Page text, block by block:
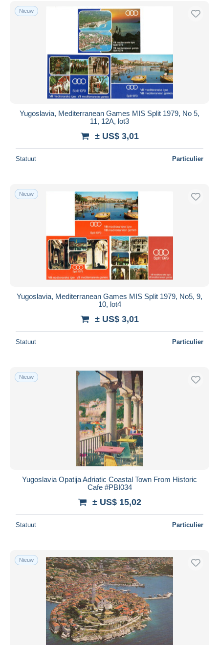
Gratis levering
Bankoverschrijving
Visa
Mastercard
Bancontact
Woonplaats van de verkoper
Toepassen
Nieuw
Yugoslavia, Mediterranean Games MIS Split 1979, No 5,
11, 12A, lot3
± US$ 3,01
Statuut Particulier
Nieuw
Yugoslavia, Mediterranean Games MIS Split 1979, No5, 9,
10, lot4
± US$ 3,01
Statuut Particulier
Nieuw
Yugoslavia Opatija Adriatic Coastal Town From Historic
Cafe #PBI034
± US$ 15,02
Statuut Particulier
Nieuw